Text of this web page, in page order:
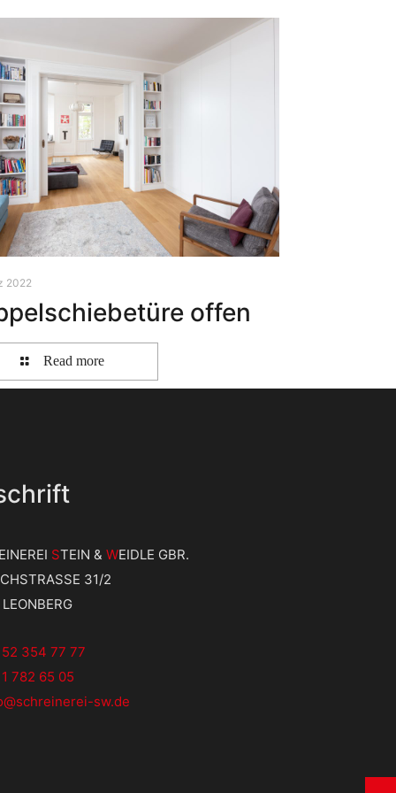
2022
offen
Read more
STEIN & WEIDLE GBR.
31/2
354 77 77
782 65 05
sw.de